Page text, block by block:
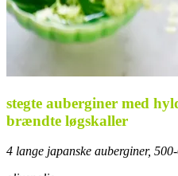
stegte auberginer med
brændte løgskaller
4 lange japanske auberginer,